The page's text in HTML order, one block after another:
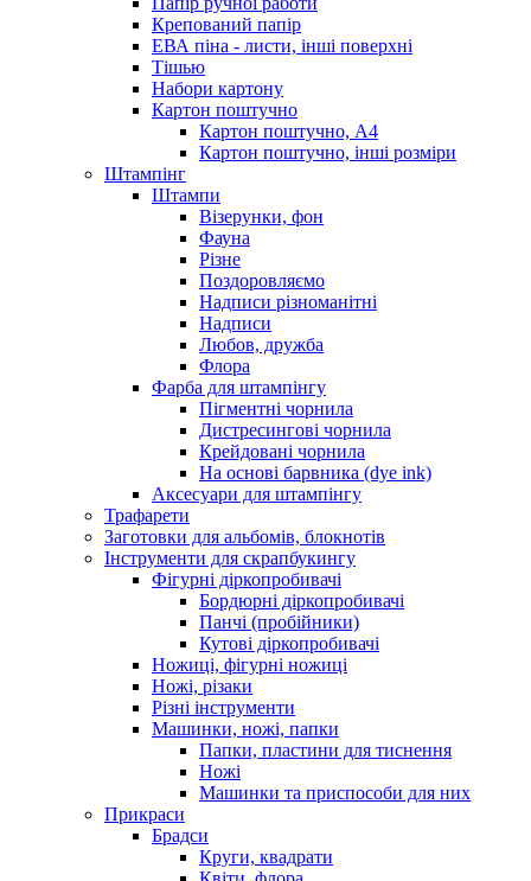
Крепований папір
ЕВА піна - листи, інші поверхні
Тішью
Набори картону
Картон поштучно
Картон поштучно, А4
Картон поштучно, інші розміри
Штампінг
Штампи
Візерунки, фон
Фауна
Різне
Поздоровляємо
Надписи різноманітні
Надписи
Любов, дружба
Флора
Фарба для штампінгу
Пігментні чорнила
Дистресингові чорнила
Крейдовані чорнила
На основі барвника (dye ink)
Аксесуари для штампінгу
Трафарети
Заготовки для альбомів, блокнотів
Інструменти для скрапбукингу
Фігурні діркопробивачі
Бордюрні діркопробивачі
Панчі (пробійники)
Кутові діркопробивачі
Ножиці, фігурні ножиці
Ножі, різаки
Різні інструменти
Машинки, ножі, папки
Папки, пластини для тиснення
Ножі
Машинки та приспособи для них
Прикраси
Брадси
Круги, квадрати